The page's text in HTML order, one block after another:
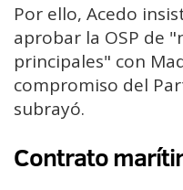
Por ello, Acedo
aprobar la OSP de
principales" con
compromiso del
subrayó.
Contrato